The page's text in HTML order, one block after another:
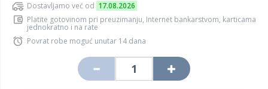
Dostavljamo već od 17.08.2026
Platite gotovinom pri preuzimanju, Internet bankarstvom, karticama
jednokratno i na rate
Povrat robe moguć unutar 14 dana